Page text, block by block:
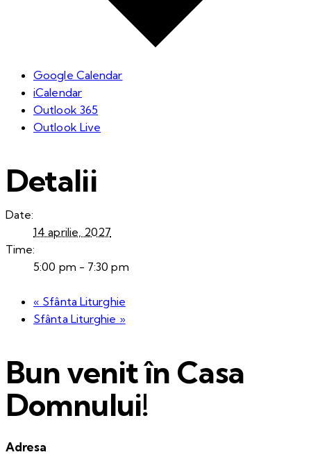
Google Calendar
iCalendar
Outlook 365
Outlook Live
Detalii
Date:
14 aprilie, 2027
Time:
5:00 pm - 7:30 pm
« Sfânta Liturghie
Sfânta Liturghie »
Bun venit în Casa
Domnului!
Adresa